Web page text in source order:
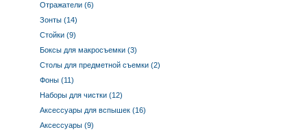
Отражатели (6)
Зонты (14)
Стойки (9)
Боксы для макросъемки (3)
Столы для предметной съемки (2)
Фоны (11)
Наборы для чистки (12)
Аксессуары для вспышек (16)
Аксессуары (9)